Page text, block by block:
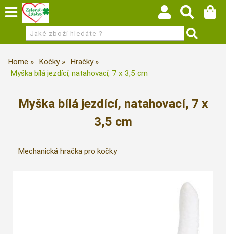
Home Kočky
Hračky
Myška bílá jezdící, natahovací, 7 x 3,5 cm
Myška bílá jezdící, natahovací, 7 x
3,5 cm
Mechanická hračka pro kočky